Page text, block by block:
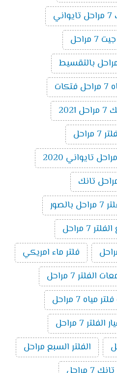
مراحل
7 مراحل
فلتر ماء امريكي
7 مراحل
7 مراحل
7 مراحل
الفلتر السبع مراحل